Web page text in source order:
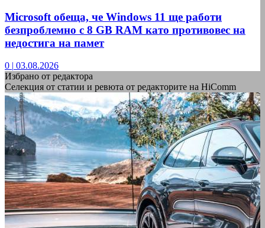
Microsoft обеща, че Windows 11 ще работи
безпроблемно с 8 GB RAM като противовес на
недостига на памет
0 | 03.08.2026
Избрано от редактора
Селекция от статии и ревюта от редакторите на HiComm